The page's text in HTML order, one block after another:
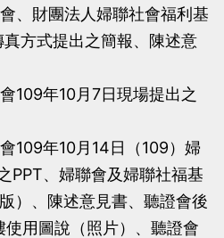
、財團法人婦聯社會福利基
方式提出之簡報、陳述意
109年10月7日現場提出之
109年10月14日（109）婦
PPT、婦聯會及婦聯社福基
）、陳述意見書、聽證會後
用圖說（照片）、聽證會